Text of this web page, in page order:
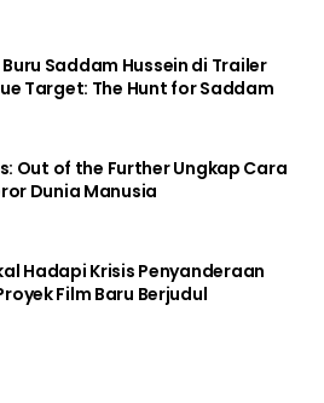
Saddam Hussein di Trailer
Target: The Hunt for Saddam
Out of the Further Ungkap Cara
Dunia Manusia
Hadapi Krisis Penyanderaan
Film Baru Berjudul